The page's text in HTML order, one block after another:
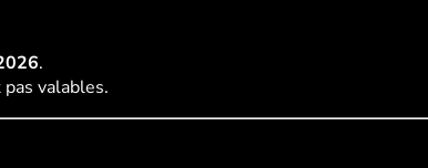
.
valables.